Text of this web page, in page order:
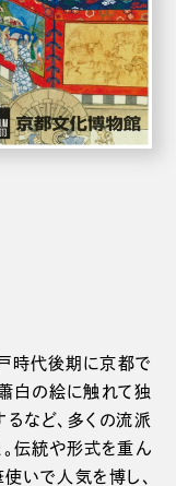
時代後期に京都で
白の絵に触れて独
など、多くの流派
伝統や形式を重ん
いで人気を博し、